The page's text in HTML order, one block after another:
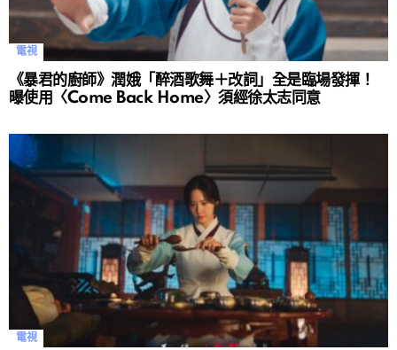
電視
《暴君的廚師》潤娥「醉酒歌舞＋改詞」全是臨場發揮！
曝使用〈Come Back Home〉須經徐太志同意
電視